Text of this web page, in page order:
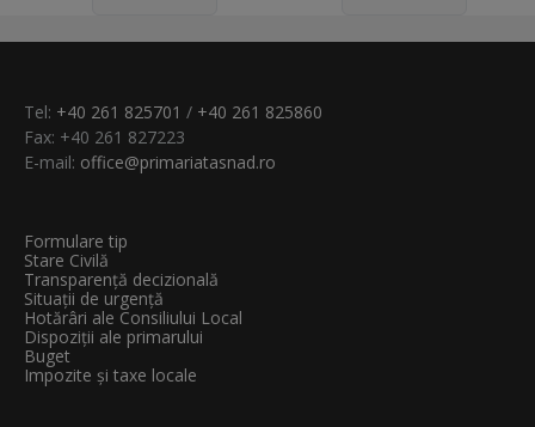
Tel: +40 261 825701 / +40 261 825860
Fax: +40 261 827223
E-mail: office@primariatasnad.ro
Formulare tip
Stare Civilă
Transparenţă decizională
Situații de urgență
Hotărâri ale Consiliului Local
Dispoziții ale primarului
Buget
Impozite și taxe locale